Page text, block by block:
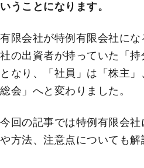
いうことになります。
有限会社が特例有限会社に
社の出資者が持っていた「持
となり、「社員」は「株主
総会」へと変わりました。
今回の記事では特例有限会
や方法、注意点についても解